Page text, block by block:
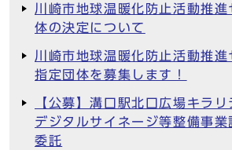
川崎市地球温暖化防止活動推進
体の決定について
川崎市地球温暖化防止活動推進
指定団体を募集します！
【公募】溝口駅北口広場キラ
デジタルサイネージ等整備事業
委託